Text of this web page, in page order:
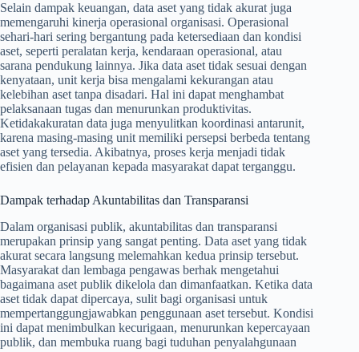
Selain dampak keuangan, data aset yang tidak akurat juga
memengaruhi kinerja operasional organisasi. Operasional
sehari-hari sering bergantung pada ketersediaan dan kondisi
aset, seperti peralatan kerja, kendaraan operasional, atau
sarana pendukung lainnya. Jika data aset tidak sesuai dengan
kenyataan, unit kerja bisa mengalami kekurangan atau
kelebihan aset tanpa disadari. Hal ini dapat menghambat
pelaksanaan tugas dan menurunkan produktivitas.
Ketidakakuratan data juga menyulitkan koordinasi antarunit,
karena masing-masing unit memiliki persepsi berbeda tentang
aset yang tersedia. Akibatnya, proses kerja menjadi tidak
efisien dan pelayanan kepada masyarakat dapat terganggu.
Dampak terhadap Akuntabilitas dan Transparansi
Dalam organisasi publik, akuntabilitas dan transparansi
merupakan prinsip yang sangat penting. Data aset yang tidak
akurat secara langsung melemahkan kedua prinsip tersebut.
Masyarakat dan lembaga pengawas berhak mengetahui
bagaimana aset publik dikelola dan dimanfaatkan. Ketika data
aset tidak dapat dipercaya, sulit bagi organisasi untuk
mempertanggungjawabkan penggunaan aset tersebut. Kondisi
ini dapat menimbulkan kecurigaan, menurunkan kepercayaan
publik, dan membuka ruang bagi tuduhan penyalahgunaan